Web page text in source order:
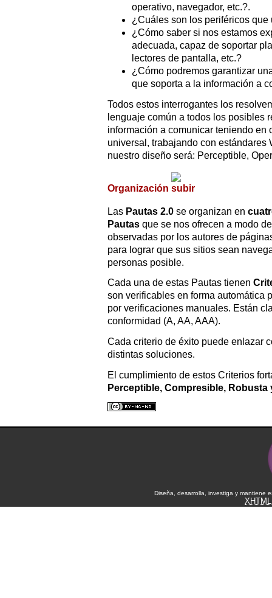
operativo, navegador, etc.?.
¿Cuáles son los periféricos que
¿Cómo saber si nos estamos
adecuada, capaz de soportar
lectores de pantalla, etc.?
¿Cómo podremos garantizar
que soporta a la información a
Todos estos interrogantes los
lenguaje común a todos los posibles
información a comunicar teniendo
universal, trabajando con estándares
nuestro diseño será: Perceptible,
Organización
Las Pautas 2.0se organizan en
Pautasque se nos ofrecen a modo
observadas por los autores de
para lograr que sus sitios sean
personas posible.
Cada una de estas Pautas tienen
son verificables en forma automática
por verificaciones manuales. Están
conformidad (A, AA, AAA).
Cada criterio de éxito puede enlazar
distintas soluciones.
El cumplimiento de estos Criterios
Perceptible, Compresible, Robusta
Diseña, desarrolla, investiga y mantiene
XHTML